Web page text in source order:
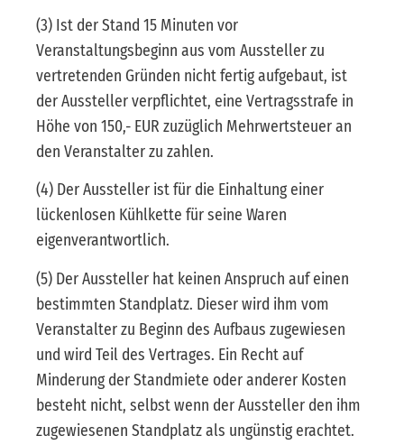
(3) Ist der Stand 15 Minuten vor
Veranstaltungsbeginn aus vom Aussteller zu
vertretenden Gründen nicht fertig aufgebaut, ist
der Aussteller verpflichtet, eine Vertragsstrafe in
Höhe von 150,- EUR zuzüglich Mehrwertsteuer an
den Veranstalter zu zahlen.
(4) Der Aussteller ist für die Einhaltung einer
lückenlosen Kühlkette für seine Waren
eigenverantwortlich.
(5) Der Aussteller hat keinen Anspruch auf einen
bestimmten Standplatz. Dieser wird ihm vom
Veranstalter zu Beginn des Aufbaus zugewiesen
und wird Teil des Vertrages. Ein Recht auf
Minderung der Standmiete oder anderer Kosten
besteht nicht, selbst wenn der Aussteller den ihm
zugewiesenen Standplatz als ungünstig erachtet.